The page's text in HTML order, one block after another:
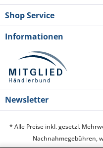
Shop Service
Informationen
Newsletter
* Alle Preise inkl. gesetzl.
Nachnahmegebühren,